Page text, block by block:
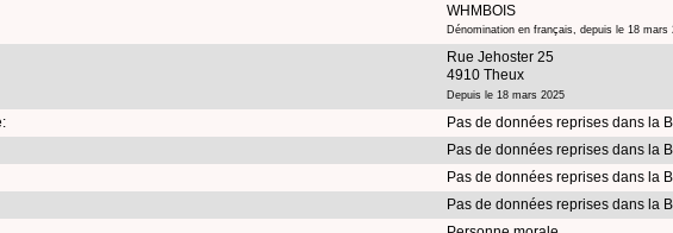
WHMBOIS
Dénomination en français, depuis le 18 mars
Rue Jehoster 25
4910 Theux
Depuis le 18 mars 2025
Pas de données reprises dans la
Pas de données reprises dans la
Pas de données reprises dans la
Pas de données reprises dans la